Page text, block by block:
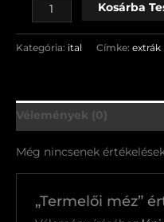
Kosárba
Kategória: ital Címke: extrák
Vélemények (0)
Még nincsenek
„Termelői méz”